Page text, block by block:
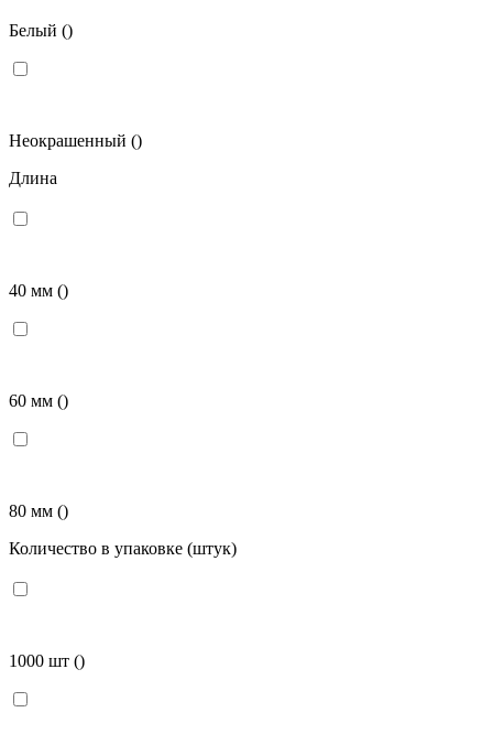
Белый ()
Неокрашенный ()
Длина
40 мм ()
60 мм ()
80 мм ()
Количество в упаковке (штук)
1000 шт ()